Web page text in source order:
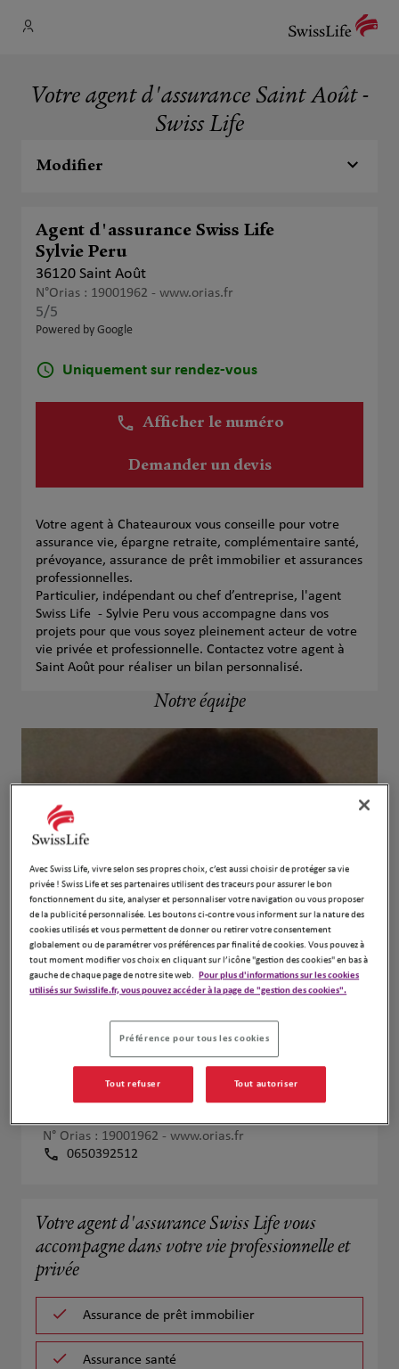
Votre agent d'assurance Saint Août -
Swiss Life
Modifier
Agent d'assurance Swiss Life
Sylvie Peru
36120 Saint Août
N°Orias : 19001962 - www.orias.fr
5/5
Powered by Google
Uniquement sur rendez-vous
Afficher le numéro
Demander un devis
Votre agent à Chateauroux vous conseille pour votre
assurance vie, épargne retraite, complémentaire santé,
prévoyance, assurance de prêt immobilier et assurances
professionnelles.
Particulier, indépendant ou chef d’entreprise, l'agent
Swiss Life - Sylvie Peru vous accompagne dans vos
projets pour que vous soyez pleinement acteur de votre
vie privée et professionnelle. Contactez votre agent à
Saint Août pour réaliser un bilan personnalisé.
Notre équipe
N° Orias : 19001962 - www.orias.fr
0650392512
Votre agent d'assurance Swiss Life vous
accompagne dans votre vie professionnelle et
privée
Assurance de prêt immobilier
Assurance santé
Avec Swiss Life, vivre selon ses propres choix, c’est aussi choisir de protéger sa vie
privée ! Swiss Life et ses partenaires utilisent des traceurs pour assurer le bon
fonctionnement du site, analyser et personnaliser votre navigation ou vous proposer
de la publicité personnalisée. Les boutons ci-contre vous informent sur la nature des
cookies utilisés et vous permettent de donner ou retirer votre consentement
globalement ou de paramétrer vos préférences par finalité de cookies. Vous pouvez à
tout moment modifier vos choix en cliquant sur l’icône "gestion des cookies" en bas à
gauche de chaque page de notre site web. Pour plus d'informations sur les cookies
utilisés sur Swisslife.fr, vous pouvez accéder à la page de "gestion des cookies".
Préférence pour tous les cookies
Tout refuser Tout autoriser